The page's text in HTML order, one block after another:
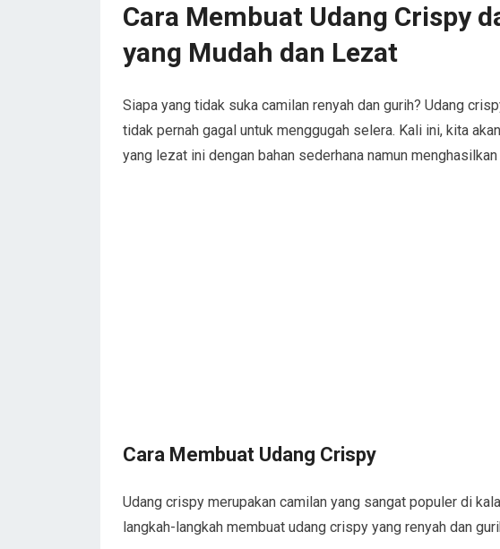
Cara Membuat Udang Crispy
yang Mudah dan Lezat
Siapa yang tidak suka camilan renyah dan gurih? Udang
tidak pernah gagal untuk menggugah selera. Kali ini, kita
yang lezat ini dengan bahan sederhana namun
Cara Membuat Udang Crispy
Udang crispy merupakan camilan yang sangat populer di
langkah-langkah membuat udang crispy yang renyah dan